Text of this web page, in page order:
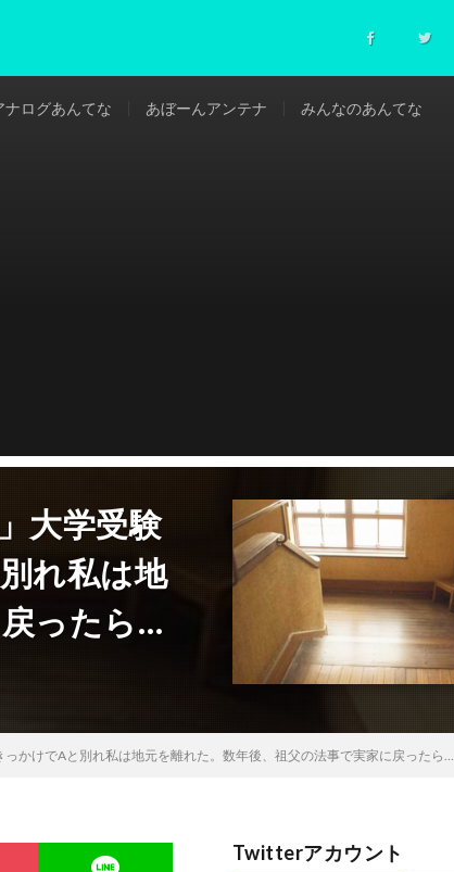
ナログあんてな あぼーんアンテナ みんなのあんてな
大学受験
れ私は地
ったら…
かけでAと別れ私は地元を離れた。数年後、祖父の法事で実家に戻ったら…
Twitterアカウント